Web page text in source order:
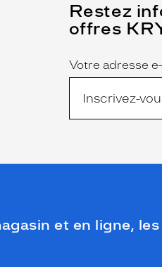
Restez
offres
Name
Votre adresse
(Ce
champ
est
obligatoire)
et en ligne,